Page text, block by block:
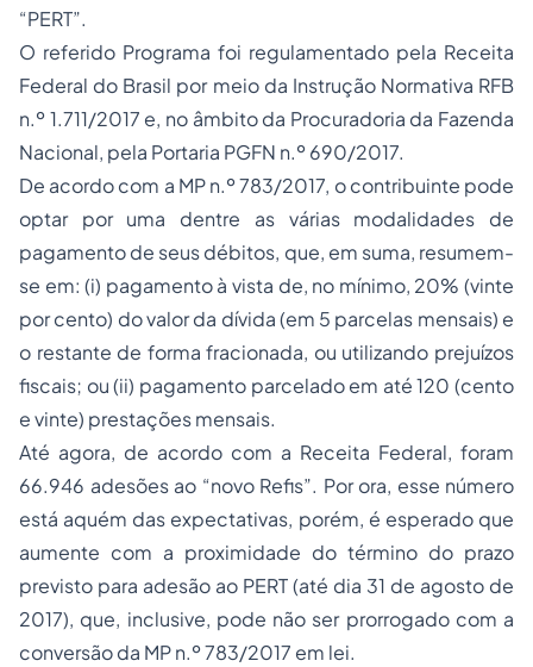
“PERT”.
O referido Programa foi regulamentado pela Receita
Federal do Brasil por meio da Instrução Normativa RFB
n.º 1.711/2017 e, no âmbito da Procuradoria da Fazenda
Nacional, pela Portaria PGFN n.º 690/2017.
De acordo com a MP n.º 783/2017, o contribuinte pode
optar por uma dentre as várias modalidades de
pagamento de seus débitos, que, em suma, resumem-
se em: (i) pagamento à vista de, no mínimo, 20% (vinte
por cento) do valor da dívida (em 5 parcelas mensais) e
o restante de forma fracionada, ou utilizando prejuízos
fiscais; ou (ii) pagamento parcelado em até 120 (cento
e vinte) prestações mensais.
Até agora, de acordo com a Receita Federal, foram
66.946 adesões ao “novo Refis”. Por ora, esse número
está aquém das expectativas, porém, é esperado que
aumente com a proximidade do término do prazo
previsto para adesão ao PERT (até dia 31 de agosto de
2017), que, inclusive, pode não ser prorrogado com a
conversão da MP n.º 783/2017 em lei.